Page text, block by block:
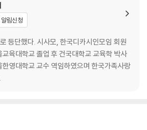
림신청
등단했다. 시사모, 한국디카시인모임 회원
육대학교 졸업 후 건국대학교 교육학 박사
영대학교 교수 역임하였으며 한국가족사랑